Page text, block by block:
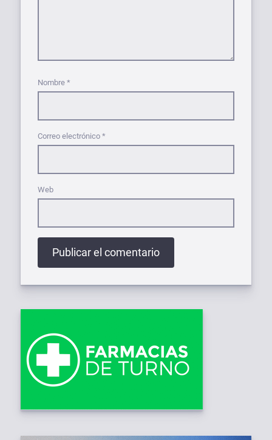
Nombre *
Correo electrónico *
Web